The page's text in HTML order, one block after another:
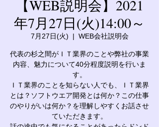
【WEB説明会】2021
年7月27日(火)14:00～
7月27日(火)
  |
WEB会社説明会
代表の杉之間がＩＴ業界のことや弊社の事業
内容、魅力について40分程度説明を行いま
す。
ＩＴ業界のことを知らない人でも、ＩＴ業界
とは？ソフトウエア開発とは何か？この仕事
のやりがいは何か？を理解しやすくお話させ
ていただきます。